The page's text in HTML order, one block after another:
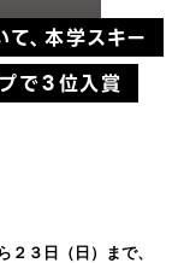
本学スキー
で３位入賞
３日（日）まで、